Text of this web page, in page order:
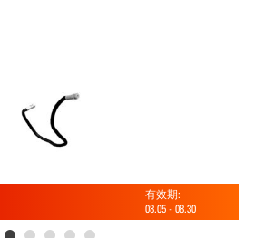
有效期:
08.05 - 08.30